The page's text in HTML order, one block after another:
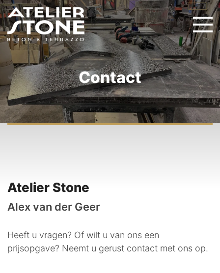
Contact
Atelier Stone
Alex van der Geer
Heeft u vragen? Of wilt u van ons een
prijsopgave? Neemt u gerust contact met ons op.